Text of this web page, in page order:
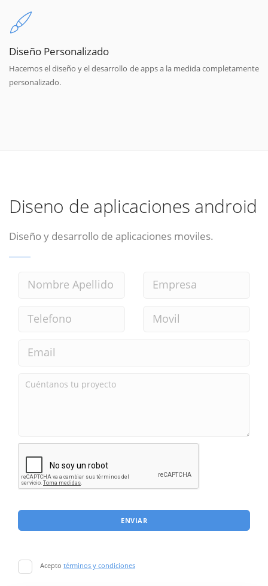
Diseño Personalizado
Hacemos el diseño y el desarrollo de apps a la medida completamente
personalizado.
Diseno de aplicaciones android
Diseño y desarrollo de aplicaciones moviles.
ENVIAR
Acepto términos y condiciones